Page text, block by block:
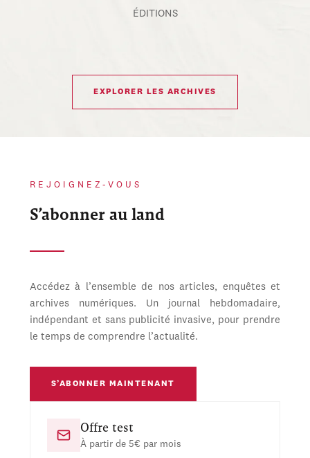
ÉDITIONS
EXPLORER LES ARCHIVES
REJOIGNEZ-VOUS
S’abonner au land
Accédez à l’ensemble de nos articles, enquêtes et
archives numériques. Un journal hebdomadaire,
indépendant et sans publicité invasive, pour prendre
le temps de comprendre l’actualité.
S’ABONNER MAINTENANT
Offre test
À partir de 5€ par mois